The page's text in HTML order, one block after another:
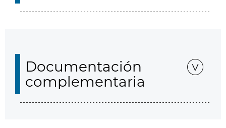
Documentación
complementaria